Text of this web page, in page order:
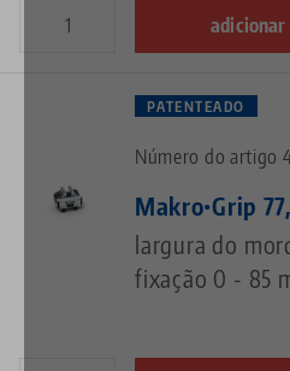
adicionar
PATENTEADO
Número do artigo
Makro•Grip
largura do
fixação 0 - 85